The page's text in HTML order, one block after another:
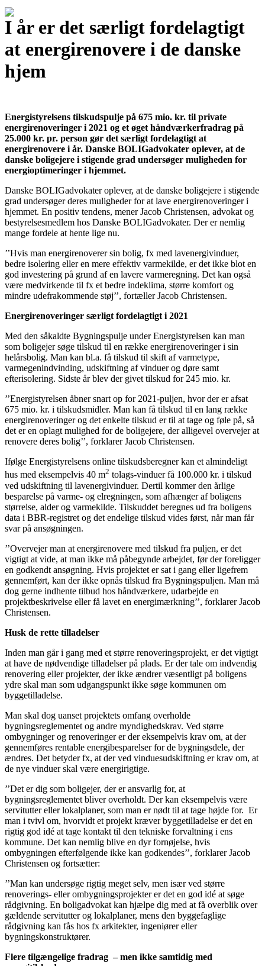
I år er det særligt fordelagtigt
at energirenovere i de danske
hjem
Energistyrelsens tilskudspulje på 675 mio. kr. til private
energirenoveringer i 2021 og et øget håndværkerfradrag på
25.000 kr. pr. person gør det særligt fordelagtigt at
energirenovere i år. Danske BOLIGadvokater oplever, at de
danske boligejere i stigende grad undersøger muligheden for
energioptimeringer i hjemmet.
Danske BOLIGadvokater oplever, at de danske boligejere i stigende
grad undersøger deres muligheder for at lave energirenoveringer i
hjemmet. En positiv tendens, mener Jacob Christensen, advokat og
bestyrelsesmedlem hos Danske BOLIGadvokater. Der er nemlig
mange fordele at hente lige nu.
’’Hvis man energirenoverer sin bolig, fx med lavenergivinduer,
bedre isolering eller en mere effektiv varmekilde, er det ikke blot en
god investering på grund af en lavere varmeregning. Det kan også
være medvirkende til fx et bedre indeklima, større komfort og
mindre udefrakommende støj’’, fortæller Jacob Christensen.
Energirenoveringer særligt fordelagtigt i 2021
Med den såkaldte Bygningspulje under Energistyrelsen kan man
som boligejer søge tilskud til en række energirenoveringer i sin
helårsbolig. Man kan bl.a. få tilskud til skift af varmetype,
varmegenindvinding, udskiftning af vinduer og døre samt
efterisolering. Sidste år blev der givet tilskud for 245 mio. kr.
’’Energistyrelsen åbner snart op for 2021-puljen, hvor der er afsat
675 mio. kr. i tilskudsmidler. Man kan få tilskud til en lang række
energirenoveringer og det enkelte tilskud er til at tage og føle på, så
det er en oplagt mulighed for de boligejere, der alligevel overvejer at
renovere deres bolig’’, forklarer Jacob Christensen.
Ifølge Energistyrelsens online tilskudsberegner kan et almindeligt
hus med eksempelvis 40 m2 tolags-vinduer få 100.000 kr. i tilskud
ved udskiftning til lavenergivinduer. Dertil kommer den årlige
besparelse på varme- og elregningen, som afhænger af boligens
størrelse, alder og varmekilde. Tilskuddet beregnes ud fra boligens
data i BBR-registret og det endelige tilskud vides først, når man får
svar på ansøgningen.
’’Overvejer man at energirenovere med tilskud fra puljen, er det
vigtigt at vide, at man ikke må påbegynde arbejdet, før der foreligger
en godkendt ansøgning. Hvis projektet er sat i gang eller ligefrem
gennemført, kan der ikke opnås tilskud fra Bygningspuljen. Man må
dog gerne indhente tilbud hos håndværkere, udarbejde en
projektbeskrivelse eller få lavet en energimærkning’’, forklarer Jacob
Christensen.
Husk de rette tilladelser
Inden man går i gang med et større renoveringsprojekt, er det vigtigt
at have de nødvendige tilladelser på plads. Er der tale om indvendig
renovering eller projekter, der ikke ændrer væsentligt på boligens
ydre skal man som udgangspunkt ikke søge kommunen om
byggetilladelse.
Man skal dog uanset projektets omfang overholde
bygningsreglementet og andre myndighedskrav. Ved større
ombygninger og renoveringer er der eksempelvis krav om, at der
gennemføres rentable energibesparelser for de bygningsdele, der
ændres. Det betyder fx, at der ved vinduesudskiftning er krav om, at
de nye vinduer skal være energirigtige.
’’Det er dig som boligejer, der er ansvarlig for, at
bygningsreglementet bliver overholdt. Der kan eksempelvis være
servitutter eller lokalplaner, som man er nødt til at tage højde for. Er
man i tvivl om, hvorvidt et projekt kræver byggetilladelse er det en
rigtig god idé at tage kontakt til den tekniske forvaltning i ens
kommune. Det kan nemlig blive en dyr fornøjelse, hvis
ombygningen efterfølgende ikke kan godkendes’’, forklarer Jacob
Christensen og fortsætter:
’’Man kan undersøge rigtig meget selv, men især ved større
renoverings- eller ombygningsprojekter er det en god idé at søge
rådgivning. En boligadvokat kan hjælpe dig med at få overblik over
gældende servitutter og lokalplaner, mens den byggefaglige
rådgivning kan fås hos fx arkitekter, ingeniører eller
bygningskonstruktører.
Flere tilgængelige fradrag – men ikke samtidig med